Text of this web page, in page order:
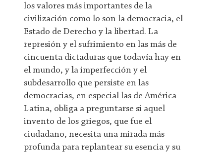
los valores más importantes de la
civilización como lo son la democracia, el
Estado de Derecho y la libertad. La
represión y el sufrimiento en las más de
cincuenta dictaduras que todavía hay en
el mundo, y la imperfección y el
subdesarrollo que persiste en las
democracias, en especial las de América
Latina, obliga a preguntarse si aquel
invento de los griegos, que fue el
ciudadano, necesita una mirada más
profunda para replantear su esencia y su